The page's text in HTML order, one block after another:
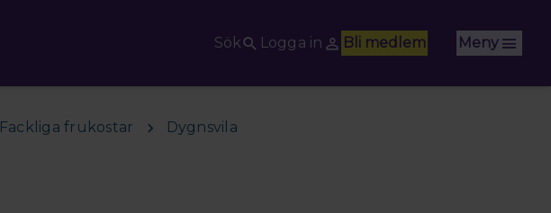
Sök
Logga in Bli medlem Meny
Fackliga frukostar Dygnsvila